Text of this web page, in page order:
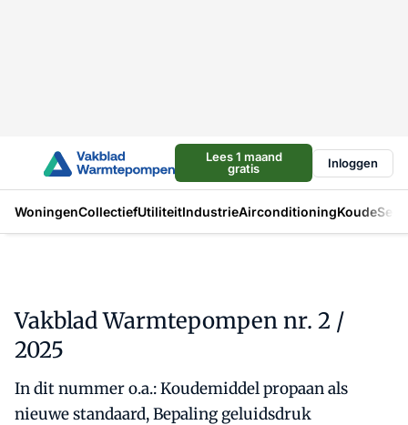
Lees 1 maand
gratis
Inloggen
WoningenCollectiefUtiliteitIndustrieAirconditioningKoude
Vakblad Warmtepompen nr. 2 /
2025
In dit nummer o.a.: Koudemiddel propaan als
nieuwe standaard, Bepaling geluidsdruk